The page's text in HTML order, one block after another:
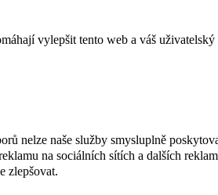
vylepšit tento web a váš
nelze naše služby smysluplně
na sociálních sítích a dalších
zlepšovat.